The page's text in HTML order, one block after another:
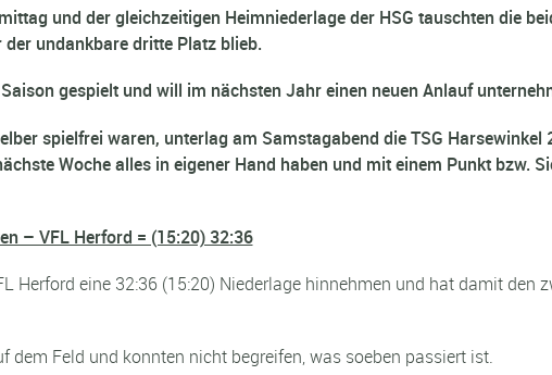
und der gleichzeitigen Heimniederlage der HSG tauschten die
undankbare dritte Platz blieb.
gespielt und will im nächsten Jahr einen neuen Anlauf
spielfrei waren, unterlag am Samstagabend die TSG Harsewinkel
Woche alles in eigener Hand haben und mit einem Punkt bzw.
– VFL Herford = (15:20) 32:36
Herford eine 32:36 (15:20) Niederlage hinnehmen und hat damit den
Feld und konnten nicht begreifen, was soeben passiert ist.